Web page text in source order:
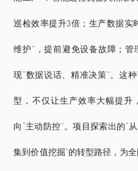
巡检效率提升3倍；生产数据实
维护”，提前避免设备故障；
现“数据说话、精准决策”。这
型，不仅让生产效率大幅提升
向“主动防控”。项目探索出的“
集到价值挖掘”的转型路径，为